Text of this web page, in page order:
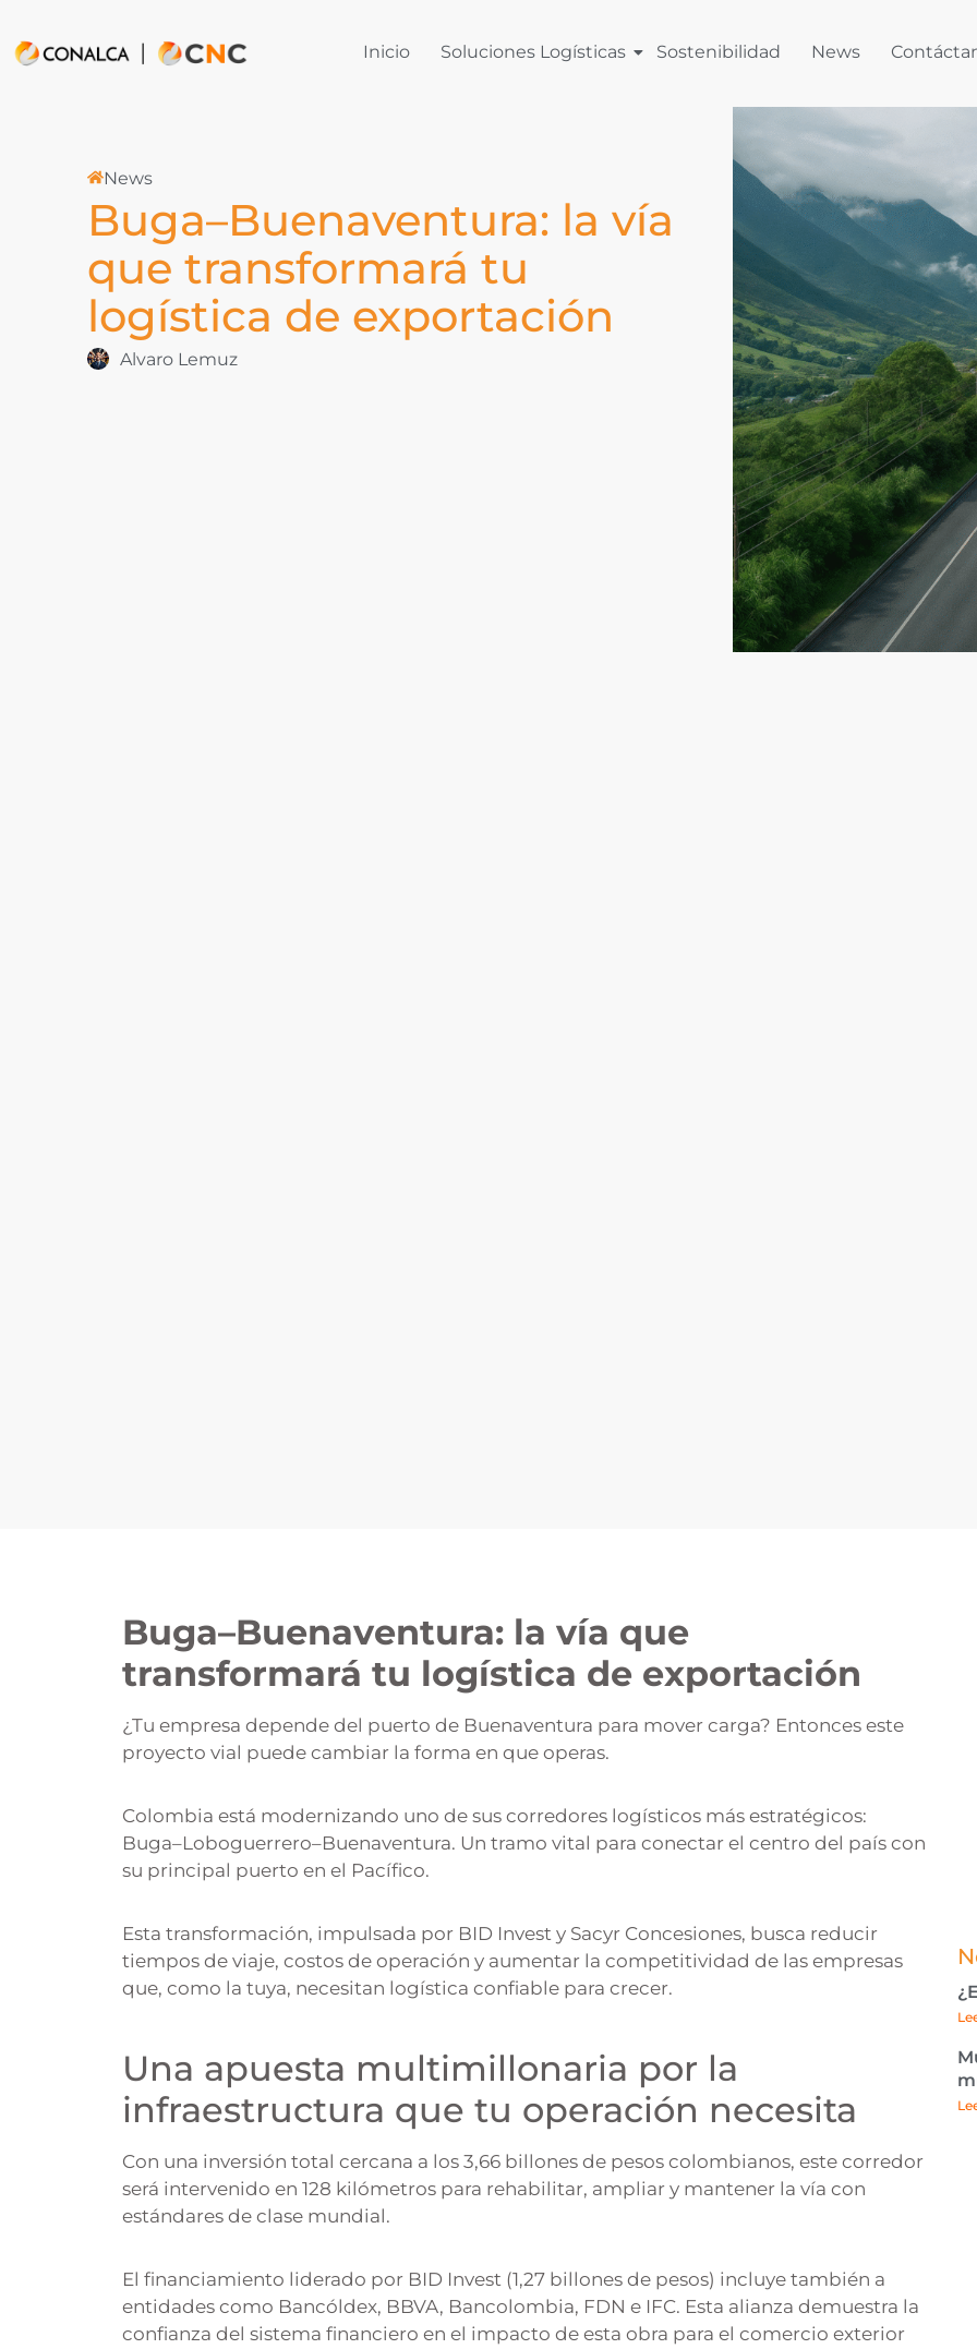
Inicio Soluciones Logísticas Sostenibilidad News
News
Buga–Buenaventura: la vía
que transformará tu
logística de exportación
Alvaro Lemuz
Buga–Buenaventura: la vía que
transformará tu logística de exportación
¿Tu empresa depende del puerto de Buenaventura para mover carga? Entonces este
proyecto vial puede cambiar la forma en que operas.
Colombia está modernizando uno de sus corredores logísticos más estratégicos:
Buga–Loboguerrero–Buenaventura. Un tramo vital para conectar el centro del país con
su principal puerto en el Pacífico.
Esta transformación, impulsada por BID Invest y Sacyr Concesiones, busca reducir
tiempos de viaje, costos de operación y aumentar la competitividad de las empresas
que, como la tuya, necesitan logística confiable para crecer.
Una apuesta multimillonaria por la
infraestructura que tu operación necesita
Con una inversión total cercana a los 3,66 billones de pesos colombianos, este corredor
será intervenido en 128 kilómetros para rehabilitar, ampliar y mantener la vía con
estándares de clase mundial.
El financiamiento liderado por BID Invest (1,27 billones de pesos) incluye también a
entidades como Bancóldex, BBVA, Bancolombia, FDN e IFC. Esta alianza demuestra la
confianza del sistema financiero en el impacto de esta obra para el comercio exterior